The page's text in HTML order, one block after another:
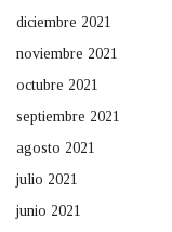
diciembre 2021
noviembre 2021
octubre 2021
septiembre 2021
agosto 2021
julio 2021
junio 2021